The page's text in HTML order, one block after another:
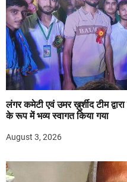
लंगर कमेटी एवं उमर ख़ुर्शीद टीम
के रूप में भव्य स्वागत किया गया
August 3, 2026